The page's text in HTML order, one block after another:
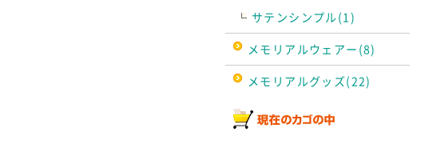
サテンシンプル(1)
メモリアルウェアー(8)
メモリアルグッズ(22)